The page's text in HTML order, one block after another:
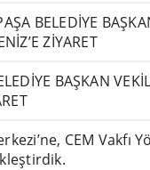
BELEDİYE
ZİYARET
BAŞKAN
CEM Vakfı